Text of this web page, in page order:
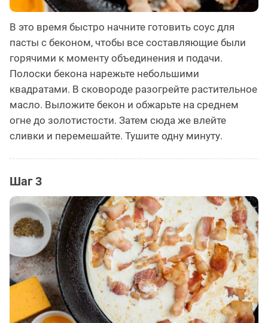
В это время быстро начните готовить соус для
пасты с беконом, чтобы все составляющие были
горячими к моменту объединения и подачи.
Полоски бекона нарежьте небольшими
квадратами. В сковороде разогрейте растительное
масло. Выложите бекон и обжарьте на среднем
огне до золотистости. Затем сюда же влейте
сливки и перемешайте. Тушите одну минуту.
Шаг 3